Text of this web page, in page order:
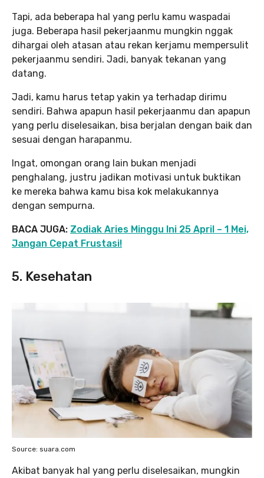
Tapi, ada beberapa hal yang perlu kamu waspadai
juga. Beberapa hasil pekerjaanmu mungkin nggak
dihargai oleh atasan atau rekan kerjamu mempersulit
pekerjaanmu sendiri. Jadi, banyak tekanan yang
datang.
Jadi, kamu harus tetap yakin ya terhadap dirimu
sendiri. Bahwa apapun hasil pekerjaanmu dan apapun
yang perlu diselesaikan, bisa berjalan dengan baik dan
sesuai dengan harapanmu.
Ingat, omongan orang lain bukan menjadi
penghalang, justru jadikan motivasi untuk buktikan
ke mereka bahwa kamu bisa kok melakukannya
dengan sempurna.
BACA JUGA: Zodiak Aries Minggu Ini 25 April – 1 Mei,
Jangan Cepat Frustasi!
5. Kesehatan
Source: suara.com
Akibat banyak hal yang perlu diselesaikan, mungkin